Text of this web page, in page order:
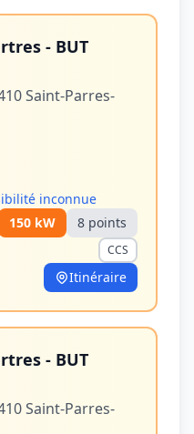
- BUT
Saint-Parres-
inconnue
150 kW 8 points
CCS
Itinéraire
- BUT
Saint-Parres-